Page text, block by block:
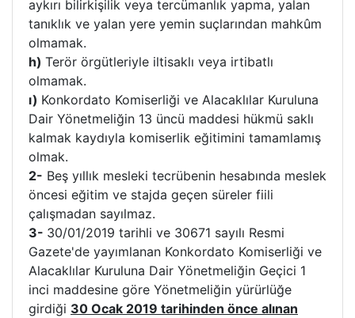
aykırı bilirkişilik veya tercümanlık yapma, yalan
tanıklık ve yalan yere yemin suçlarından mahkûm
olmamak.
h) Terör örgütleriyle iltisaklı veya irtibatlı
olmamak.
ı) Konkordato Komiserliği ve Alacaklılar Kuruluna
Dair Yönetmeliğin 13 üncü maddesi hükmü saklı
kalmak kaydıyla komiserlik eğitimini tamamlamış
olmak.
2- Beş yıllık mesleki tecrübenin hesabında meslek
öncesi eğitim ve stajda geçen süreler fiili
çalışmadan sayılmaz.
3- 30/01/2019 tarihli ve 30671 sayılı Resmi
Gazete'de yayımlanan Konkordato Komiserliği ve
Alacaklılar Kuruluna Dair Yönetmeliğin Geçici 1
inci maddesine göre Yönetmeliğin yürürlüğe
girdiği 30 Ocak 2019 tarihinden önce alınan